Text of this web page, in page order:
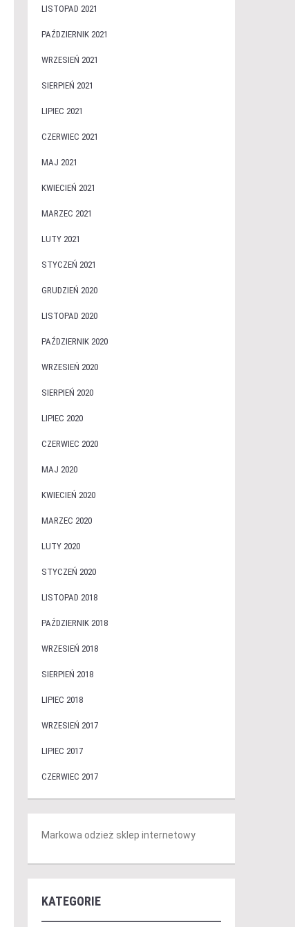
LISTOPAD 2021
PAŹDZIERNIK 2021
WRZESIEŃ 2021
SIERPIEŃ 2021
LIPIEC 2021
CZERWIEC 2021
MAJ 2021
KWIECIEŃ 2021
MARZEC 2021
LUTY 2021
STYCZEŃ 2021
GRUDZIEŃ 2020
LISTOPAD 2020
PAŹDZIERNIK 2020
WRZESIEŃ 2020
SIERPIEŃ 2020
LIPIEC 2020
CZERWIEC 2020
MAJ 2020
KWIECIEŃ 2020
MARZEC 2020
LUTY 2020
STYCZEŃ 2020
LISTOPAD 2018
PAŹDZIERNIK 2018
WRZESIEŃ 2018
SIERPIEŃ 2018
LIPIEC 2018
WRZESIEŃ 2017
LIPIEC 2017
CZERWIEC 2017
Markowa odzież sklep internetowy
KATEGORIE